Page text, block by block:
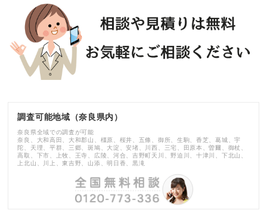
調査可能地域（奈良県内）
奈良県全域での調査が可能
奈良、大和高田、大和郡山、橿原、桜井、五條、御所、生駒、香芝、葛城、宇
陀、天理、平群、三郷、斑鳩、大淀、安堵、川西、三宅、田原本、曽爾、御杖、
高取、下市、上牧、王寺、広陵、河合、吉野町天川、野迫川、十津川、下北山、
上北山、川上、東吉野、山添、明日香、黒滝